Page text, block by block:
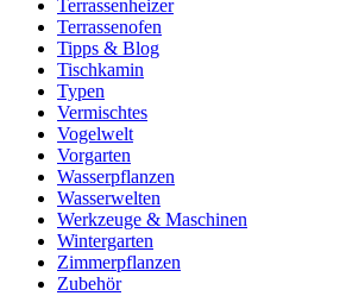
Terrassenheizer
Terrassenofen
Tipps & Blog
Tischkamin
Typen
Vermischtes
Vogelwelt
Vorgarten
Wasserpflanzen
Wasserwelten
Werkzeuge & Maschinen
Wintergarten
Zimmerpflanzen
Zubehör